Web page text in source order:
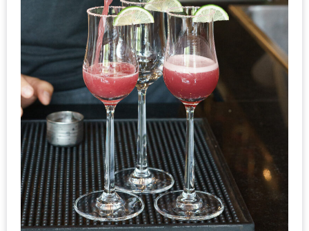
เรื่อง
บ้าน
ที่
ทุก
คน
ต้อง
มา
พบ
สินค้า
เรื่อง
บ้าน